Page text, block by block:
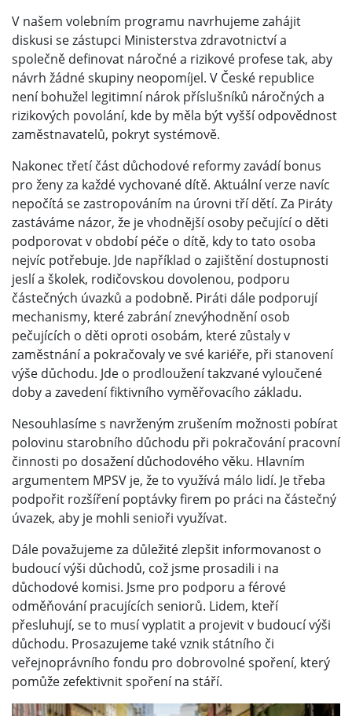
V našem volebním programu navrhujeme zahájit
diskusi se zástupci Ministerstva zdravotnictví a
společně definovat náročné a rizikové profese tak, aby
návrh žádné skupiny neopomíjel. V České republice
není bohužel legitimní nárok příslušníků náročných a
rizikových povolání, kde by měla být vyšší odpovědnost
zaměstnavatelů, pokryt systémově.
Nakonec třetí část důchodové reformy zavádí bonus
pro ženy za každé vychované dítě. Aktuální verze navíc
nepočítá se zastropováním na úrovni tří dětí. Za Piráty
zastáváme názor, že je vhodnější osoby pečující o děti
podporovat v období péče o dítě, kdy to tato osoba
nejvíc potřebuje. Jde například o zajištění dostupnosti
jeslí a školek, rodičovskou dovolenou, podporu
částečných úvazků a podobně. Piráti dále podporují
mechanismy, které zabrání znevýhodnění osob
pečujících o děti oproti osobám, které zůstaly v
zaměstnání a pokračovaly ve své kariéře, při stanovení
výše důchodu. Jde o prodloužení takzvané vyloučené
doby a zavedení fiktivního vyměřovacího základu.
Nesouhlasíme s navrženým zrušením možnosti pobírat
polovinu starobního důchodu při pokračování pracovní
činnosti po dosažení důchodového věku. Hlavním
argumentem MPSV je, že to využívá málo lidí. Je třeba
podpořit rozšíření poptávky firem po práci na částečný
úvazek, aby je mohli senioři využívat.
Dále považujeme za důležité zlepšit informovanost o
budoucí výši důchodů, což jsme prosadili i na
důchodové komisi. Jsme pro podporu a férové
odměňování pracujících seniorů. Lidem, kteří
přesluhují, se to musí vyplatit a projevit v budoucí výši
důchodu. Prosazujeme také vznik státního či
veřejnoprávního fondu pro dobrovolné spoření, který
pomůže zefektivnit spoření na stáří.